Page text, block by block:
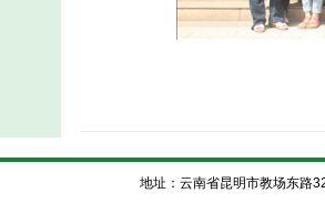
地址：云南省昆明市教场东